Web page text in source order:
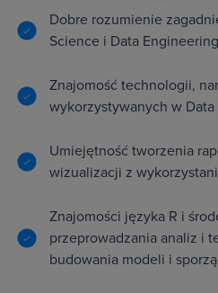
Dobre rozumienie
Science i Data Engineering
Znajomość technologii,
wykorzystywanych w Data
Umiejętność tworzenia
wizualizacji z
Znajomości języka R i
przeprowadzania analiz i
budowania modeli i